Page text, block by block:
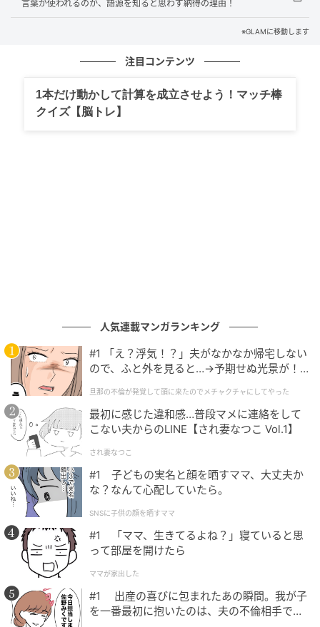
赤塚不二夫のギャグ漫画なども、ナンセンスな笑いを
また「ナンセンス文学」という分野もあり、ルイス・
キャロルの『不思議の国のアリス』が代表的な作品と
して知られています。
「ナンセンス」は「無意味・ばかげていること」を意
味する言葉で、批判にも笑いにも使われる幅広い言葉
です。
同じ「意味をなさない」という要素でも、文脈によっ
て批判にも笑いにも変わるところが、この言葉の面白
さかもしれません。
元記事で読む
次の記事
【頭の体操】「木」の中に1つだけ紛れ込んだ
違う漢字は何？単純な形ほど見落としやす
い！漢字間違い探しに挑戦
の記事をもっとみる
言葉が使われるのか、語源を知ると思わず納得の理由！
※GLAMに移動します
注目コンテンツ
1本だけ動かして計算を成立させよう！マッチ棒
クイズ【脳トレ】
人気連載マンガランキング
#1 「え？浮気！？」夫がなかなか帰宅しない
ので、ふと外を見ると…→予期せぬ光景が！
クチャにしてやった
旦那の不倫が発覚して頭に来たのでメチャクチャにしてやった
最初に感じた違和感…普段マメに連絡をして
こない夫からのLINE【され妻なつこ Vol.1】
され妻なつこ
#1 子どもの実名と顔を晒すママ、大丈夫か
な？なんて心配していたら。
SNSに子供の顔を晒すママ
#1 「ママ、生きてるよね？」寝ていると思
って部屋を開けたら
ママが家出した
#1 出産の喜びに包まれたあの瞬間。我が子
を一番最初に抱いたのは、夫の不倫相手でし